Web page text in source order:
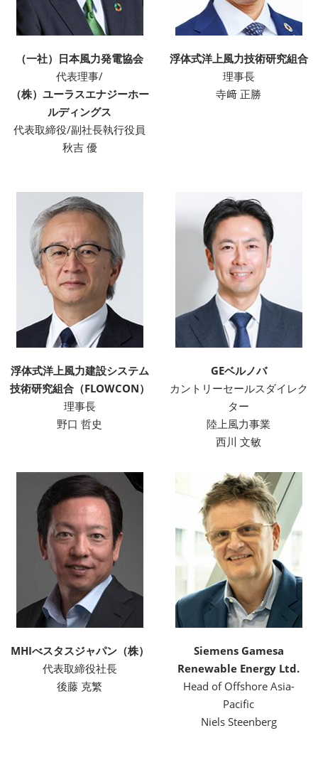
（一社）日本風力発電協会
代表理事/
（株）ユーラスエナジーホー
ルディングス
代表取締役/副社長執行役員
秋吉 優
浮体式洋上風力技術研究組合
理事長
寺﨑 正勝
浮体式洋上風力建設システム
技術研究組合（FLOWCON）
理事長
野口 哲史
GEベルノバ
カントリーセールスダイレク
ター
陸上風力事業
西川 文敏
MHIべスタスジャパン（株）
代表取締役社長
後藤 克繁
Siemens Gamesa
Renewable Energy Ltd.
Head of Offshore Asia-
Pacific
Niels Steenberg